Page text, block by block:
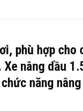
phù hợp cho
nâng dầu
năng